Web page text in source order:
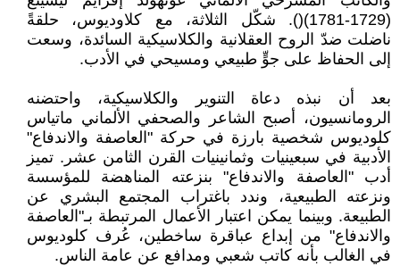
(1729-1781)(). شكّل الثلاثة، مع كلاوديوس، حلقةً
ناضلت ضدّ الروح العقلانية والكلاسيكية السائدة، وسعت
إلى الحفاظ على جوٍّ طبيعي ومسيحي في الأدب.
بعد أن نبذه دعاة التنوير والكلاسيكية، واحتضنه
الرومانسيون، أصبح الشاعر والصحفي الألماني ماتياس
كلوديوس شخصية بارزة في حركة "العاصفة والاندفاع"
الأدبية في سبعينيات وثمانينيات القرن الثامن عشر. تميز
أدب "العاصفة والاندفاع" بنزعته المناهضة للمؤسسة
ونزعته الطبيعية، وندد باغتراب المجتمع البشري عن
الطبيعة. وبينما يمكن اعتبار الأعمال المرتبطة بـ"العاصفة
والاندفاع" من إبداع عباقرة ساخطين، عُرف كلوديوس
في الغالب بأنه كاتب شعبي ومدافع عن عامة الناس.